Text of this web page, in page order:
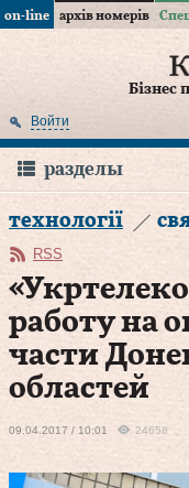
on-line архів номерів
Бізнес
Войти
разделы
технології
RSS
работу на
части
областей
09.04.2017 / 10:01 24658